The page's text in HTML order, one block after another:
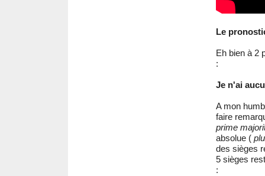
Le
Eh bien à 2
:
Je n'ai
A mon
faire
prime
absolue (
des sièges
5 sièges
: